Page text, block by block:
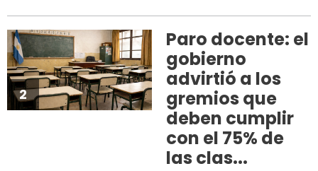
2
Paro docente: el
gobierno
advirtió a los
gremios que
deben cumplir
con el 75% de
las clas...